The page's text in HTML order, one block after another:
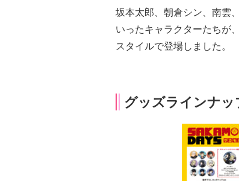
坂本太郎、朝倉シン、南雲
いったキャラクターたちが
スタイルで登場しました。
グッズラインナッ